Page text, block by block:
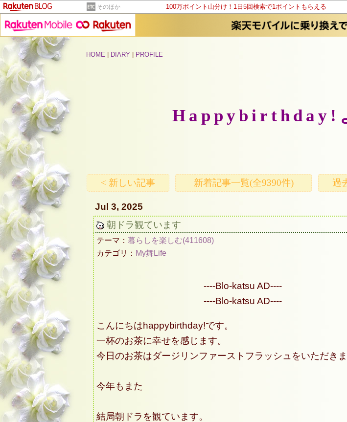
そのほか 100万ポイント山分け！1日5回検索で1ポイントもらえる
HOME
DIARY PROFILE
Happybirthday!
< 新しい記事 新着記事一覧(全9390件) 過
Jul 3, 2025
朝ドラ観ています
テーマ：暮らしを楽しむ(411608)
カテゴリ： My舞Life
----Blo-katsu AD----
----Blo-katsu AD----
こんにちはhappybirthday!です。
一杯のお茶に幸せを感じます。
今日のお茶はダージリンファーストフラッシュをいただきま
今年もまた
結局朝ドラを観ています。